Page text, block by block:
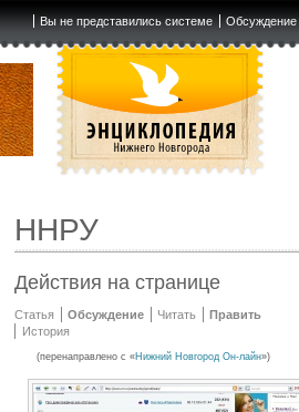
Вы не представились системе Обсуждение
ННРУ
Действия на странице
Статья Обсуждение Читать
Править
История
(перенаправлено с «Нижний Новгород Он-лайн»)